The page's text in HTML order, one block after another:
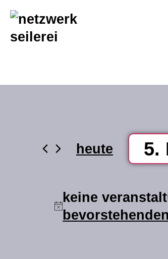
springen
keine
heute 5.